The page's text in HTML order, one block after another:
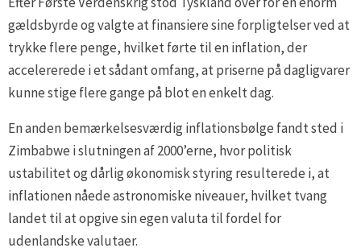
gældsbyrde og valgte at finansiere sine forpligtelser ved at
trykke flere penge, hvilket førte til en inflation, der
accelererede i et sådant omfang, at priserne på dagligvarer
kunne stige flere gange på blot en enkelt dag.
En anden bemærkelsesværdig inflationsbølge fandt sted i
Zimbabwe i slutningen af 2000’erne, hvor politisk
ustabilitet og dårlig økonomisk styring resulterede i, at
inflationen nåede astronomiske niveauer, hvilket tvang
landet til at opgive sin egen valuta til fordel for
udenlandske valutaer.